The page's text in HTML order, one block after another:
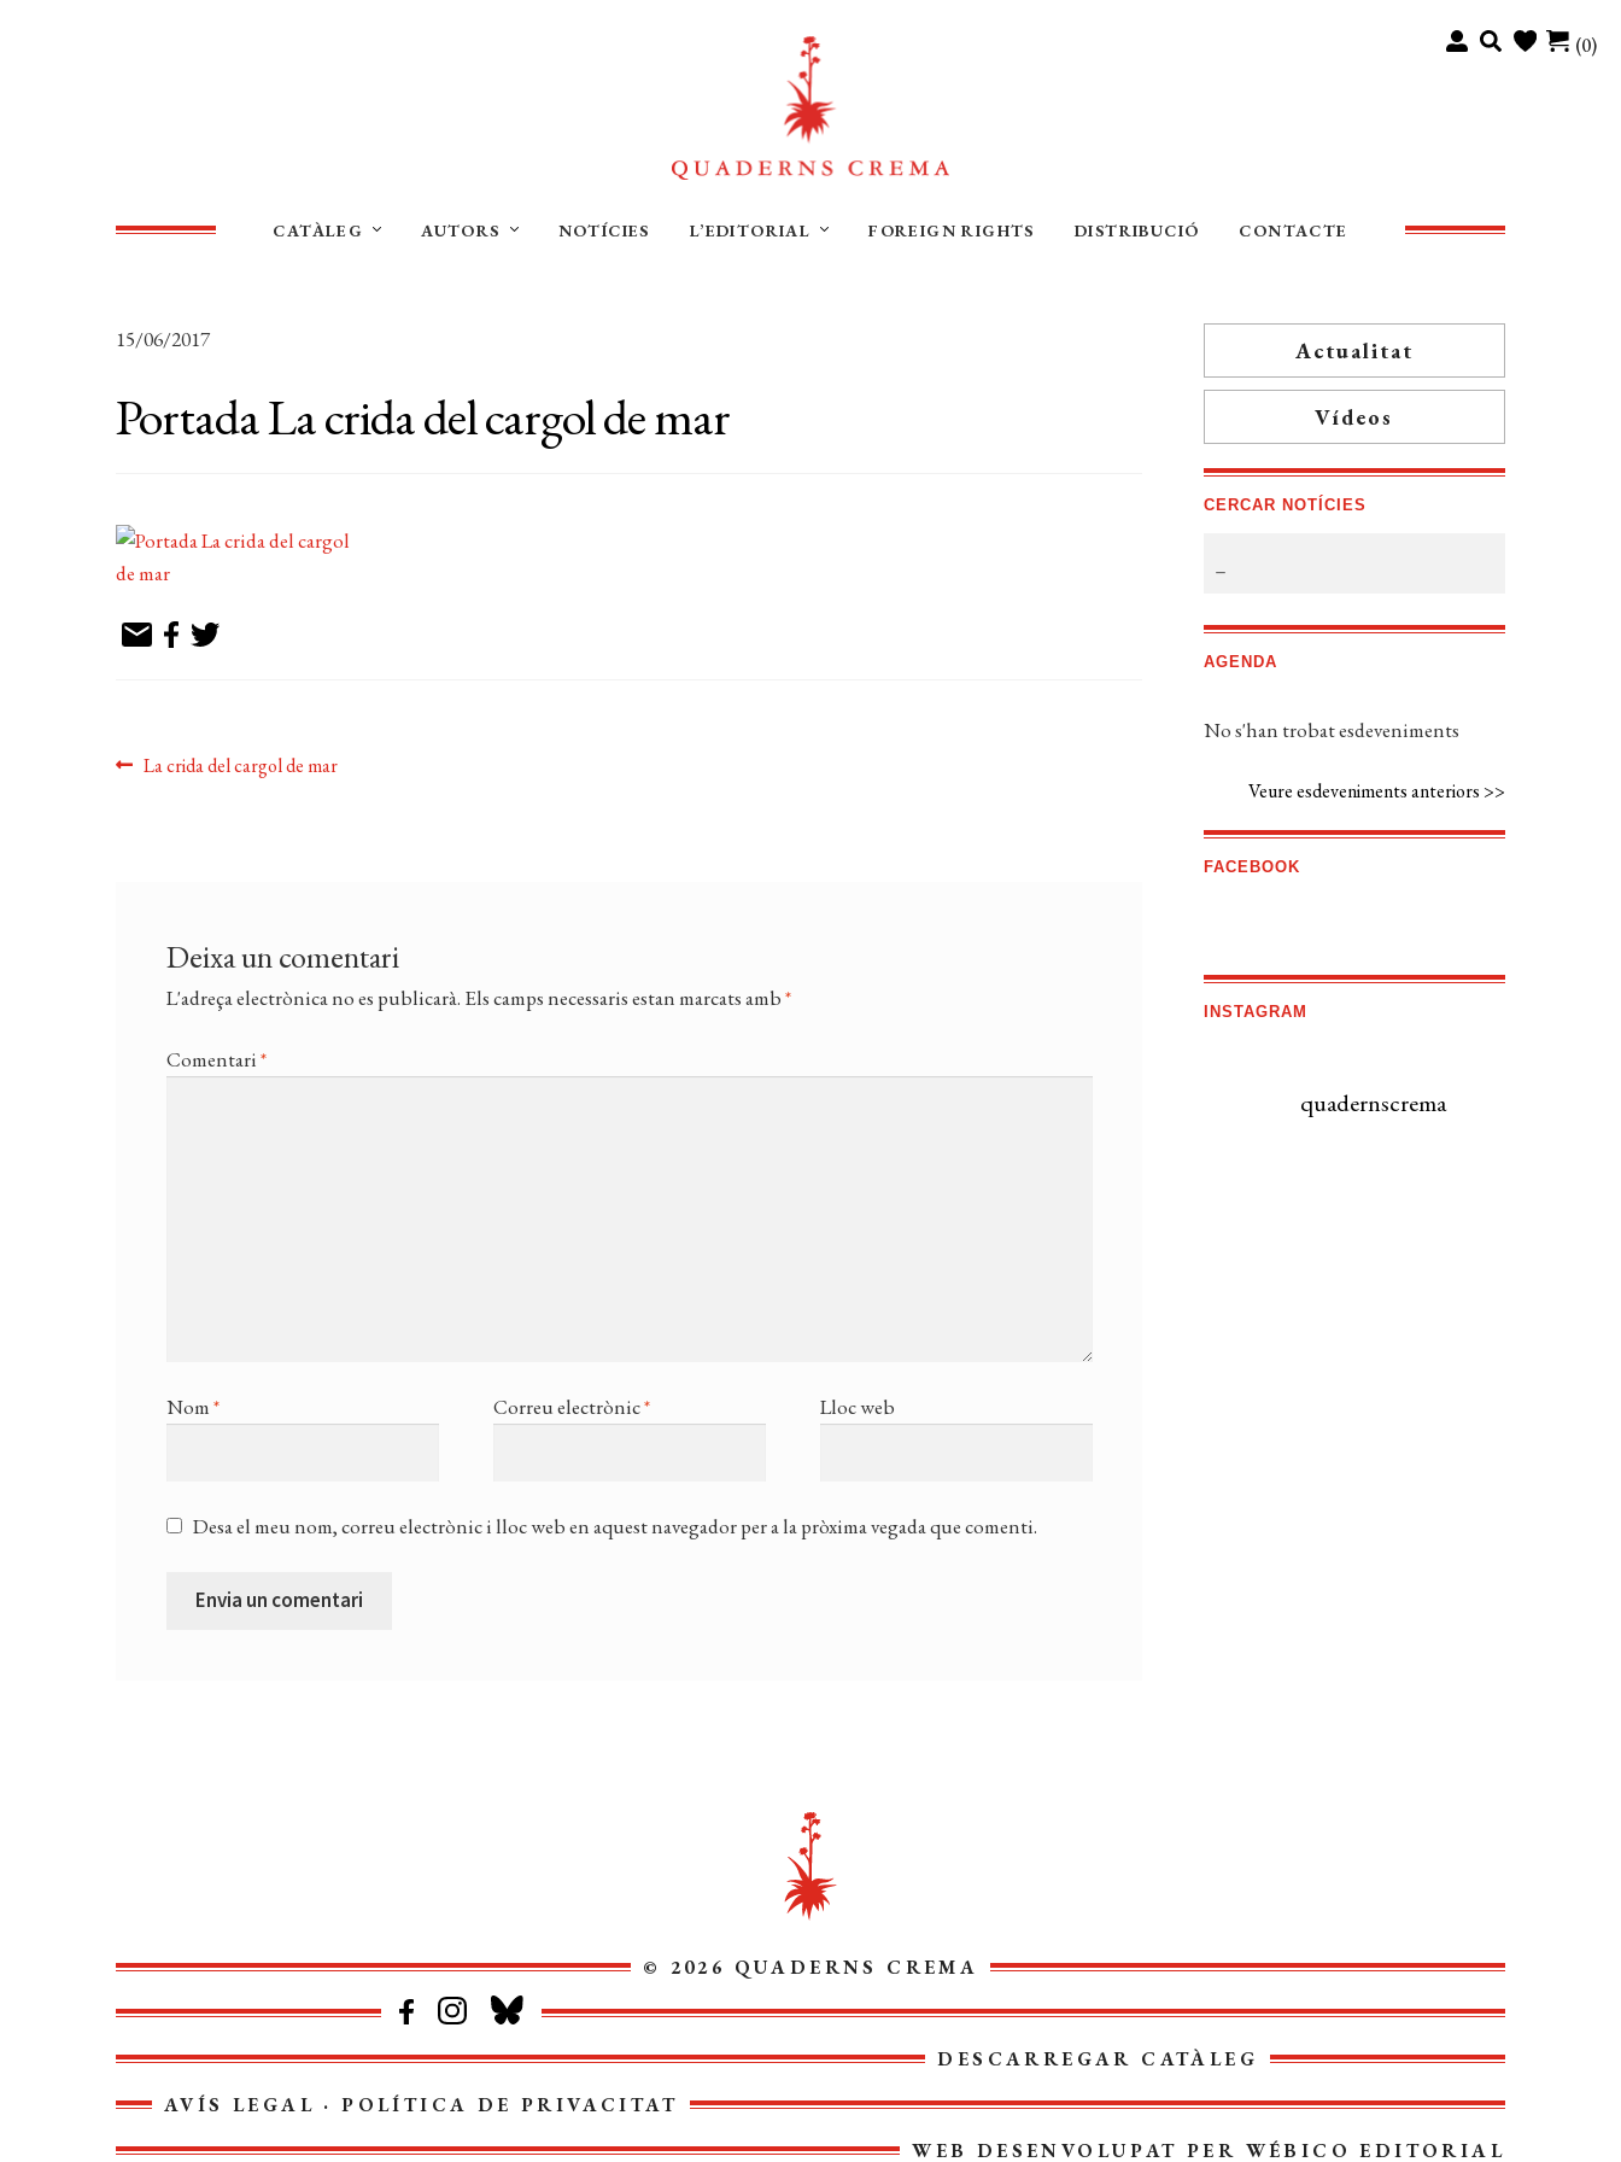
(0)
CATÀLEG AUTORS NOTÍCIES L’EDITORIAL FOREIGN RIGHTS DISTRIBUCIÓ CONTACTE
15/06/2017
Portada La crida del cargol de mar
Navegació
Entrada
La crida del cargol de mar
Deixa un comentari
L'adreça electrònica no es publicarà. Els camps necessaris estan marcats amb*
Comentari*
Nom* Correu electrònic* Lloc web
Desa el meu nom, correu electrònic i lloc web en aquest navegador per a la pròxima vegada que comenti.
Actualitat
Vídeos
CERCAR NOTÍCIES
AGENDA
No s'han trobat esdeveniments
Veure esdeveniments anteriors >>
FACEBOOK
INSTAGRAM
quadernscrema
© 2026 QUADERNS CREMA
DESCARREGAR CATÀLEG
AVÍS LEGAL ·POLÍTICA DE PRIVACITAT
WEB DESENVOLUPAT PER WÉBICO EDITORIAL